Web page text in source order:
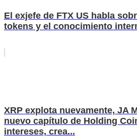
El exjefe de FTX US habla
tokens y el conocimiento
XRP explota nuevamente, JA
nuevo capítulo de Holding
intereses, crea...